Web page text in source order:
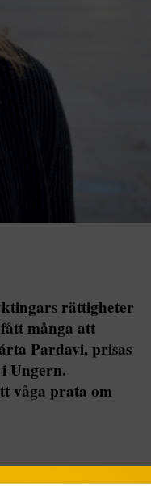
rättigheter
många att
Pardavi, prisas
Ungern.
våga prata om